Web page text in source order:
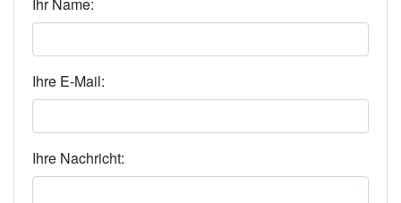
Ihre E-Mail:
Ihre Nachricht: